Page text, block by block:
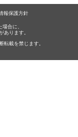
報保護方針
合に、
あります。
転載を禁じます。